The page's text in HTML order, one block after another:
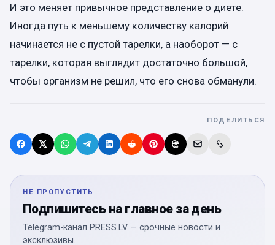
И это меняет привычное представление о диете.
Иногда путь к меньшему количеству калорий
начинается не с пустой тарелки, а наоборот — с
тарелки, которая выглядит достаточно большой,
чтобы организм не решил, что его снова обманули.
ПОДЕЛИТЬСЯ
НЕ ПРОПУСТИТЬ
Подпишитесь на главное за день
Telegram-канал PRESS.LV — срочные новости и
эксклюзивы.